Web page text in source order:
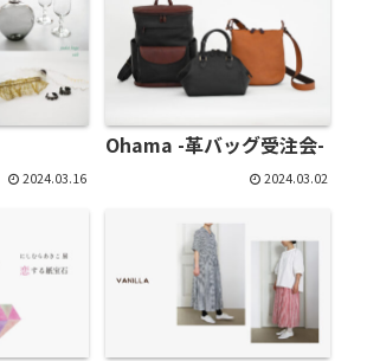
2024.03.16
Ohama -革バッグ受注会-
2024.03.02